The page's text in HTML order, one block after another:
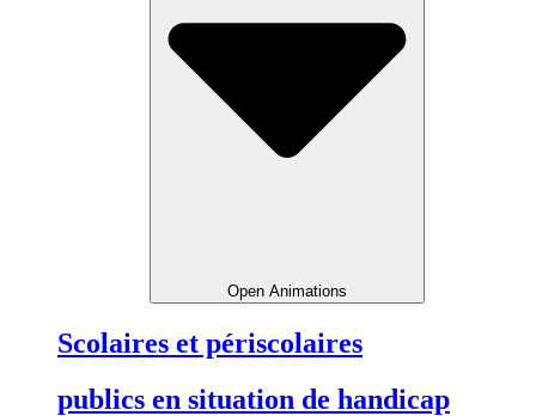
Open Animations
Scolaires et périscolaires
publics en situation de handicap